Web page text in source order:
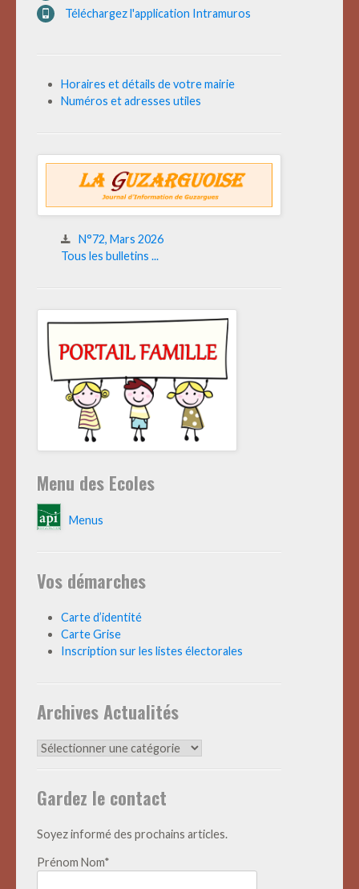
Téléchargez l'application Intramuros
Horaires et détails de votre mairie
Numéros et adresses utiles
N°72, Mars 2026
Tous les bulletins ...
Menu des Ecoles
Menus
Vos démarches
Carte d’identité
Carte Grise
Inscription sur les listes électorales
Archives Actualités
Archives
Gardez le contact
Soyez informé des prochains articles.
Prénom Nom*